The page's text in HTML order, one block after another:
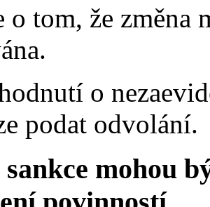
o tom, že změna
o
podat odvolání.
sankce mohou